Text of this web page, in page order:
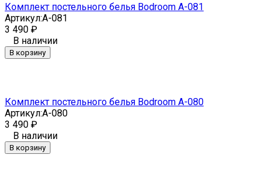
Комплект постельного белья Bodroom A-081
Артикул:A-081
3 490 ₽
В наличии
В корзину
Комплект постельного белья Bodroom A-080
Артикул:A-080
3 490 ₽
В наличии
В корзину